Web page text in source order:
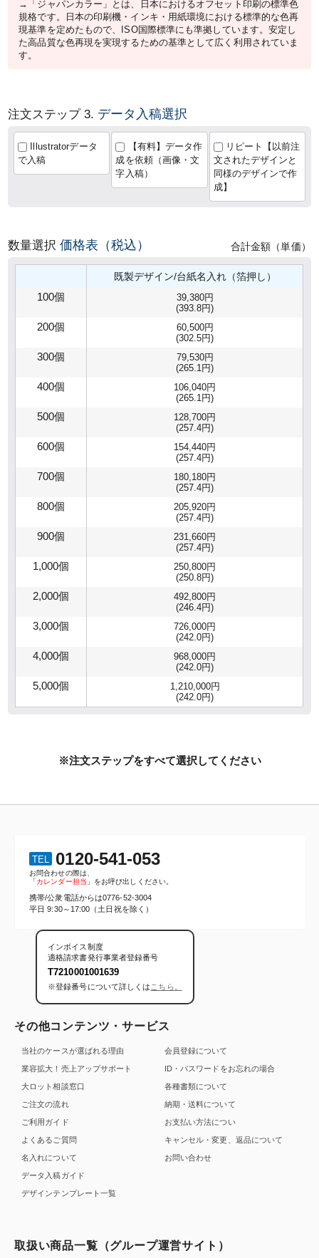
→「ジャパンカラー」とは、日本におけるオフセット印刷の標準色
規格です。日本の印刷機・インキ・用紙環境における標準的な色再
現基準を定めたもので、ISO国際標準にも準拠しています。安定し
た高品質な色再現を実現するための基準として広く利用されていま
す。
注文ステップ 3. データ入稿選択
Illustratorデータ
で入稿
【有料】データ作
成を依頼（画像・文
字入稿）
リピート【以前注
文されたデザインと
同様のデザインで作
成】
数量選択価格表（税込） 合計金額（単価）
既製デザイン/台紙名入れ（箔押し）
100個
39,380円
(393.8円)
200個
60,500円
(302.5円)
300個
79,530円
(265.1円)
400個
106,040円
(265.1円)
500個
128,700円
(257.4円)
600個
154,440円
(257.4円)
700個
180,180円
(257.4円)
800個
205,920円
(257.4円)
900個
231,660円
(257.4円)
1,000個
250,800円
(250.8円)
2,000個
492,800円
(246.4円)
3,000個
726,000円
(242.0円)
4,000個
968,000円
(242.0円)
5,000個
1,210,000円
(242.0円)
※注文ステップをすべて選択してください
TEL 0120-541-053
お問合わせの際は、
「 カレンダー担当 」をお呼び出しください。
携帯/公衆電話からは0776-52-3004
平日 9:30～17:00（土日祝を除く）
インボイス制度
適格請求書発行事業者登録番号
T7210001001639
※登録番号について詳しくは こちら。
その他コンテンツ・サービス
当社のケースが選ばれる理由
業容拡大！売上アップサポート
大ロット相談窓口
ご注文の流れ
ご利用ガイド
よくあるご質問
名入れについて
データ入稿ガイド
デザインテンプレート一覧
会員登録について
ID・パスワードをお忘れの場合
各種書類について
納期・送料について
お支払い方法につい
キャンセル・変更、返品について
お問い合わせ
取扱い商品一覧（グループ運営サイト）